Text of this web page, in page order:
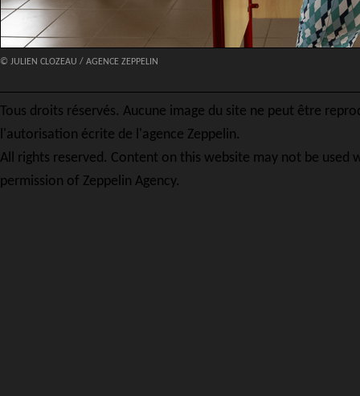
© JULIEN CLOZEAU / AGENCE ZEPPELIN
Tous droits réservés. Aucune image du site ne peut être
l'autorisation écrite de l'agence Zeppelin.
All rights reserved. Content on this website may not be used
permission of Zeppelin Agency.